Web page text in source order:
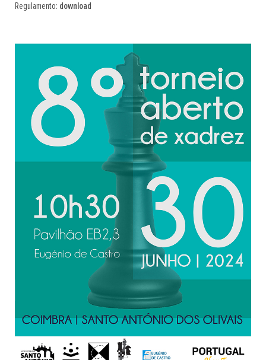
Regulamento: download